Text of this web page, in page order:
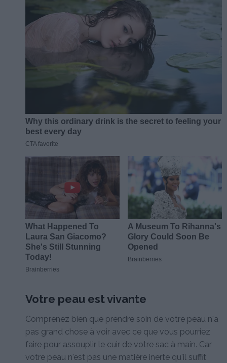
Votre peau est vivante
Comprenez bien que prendre soin de votre peau n'a
pas grand chose à voir avec ce que vous pourriez
faire pour assouplir le cuir de votre sac à main. Car
votre peau n'est pas une matière inerte qu'il suffit